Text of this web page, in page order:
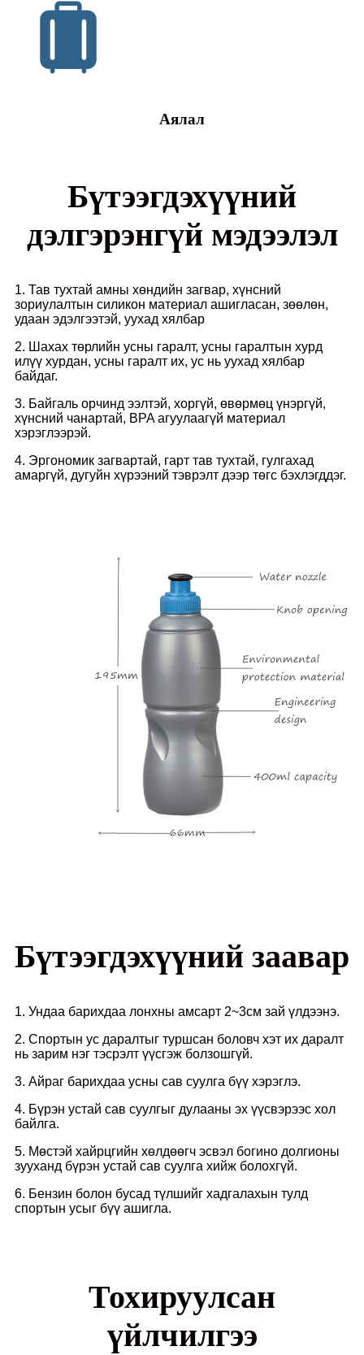
Аялал
Бүтээгдэхүүний
дэлгэрэнгүй мэдээлэл
1. Тав тухтай амны хөндийн загвар, хүнсний
зориулалтын силикон материал ашигласан, зөөлөн,
удаан эдэлгээтэй, уухад хялбар
2. Шахах төрлийн усны гаралт, усны гаралтын хурд
илүү хурдан, усны гаралт их, ус нь уухад хялбар
байдаг.
3. Байгаль орчинд ээлтэй, хоргүй, өвөрмөц үнэргүй,
хүнсний чанартай, BPA агуулаагүй материал
хэрэглээрэй.
4. Эргономик загвартай, гарт тав тухтай, гулгахад
амаргүй, дугуйн хүрээний тэврэлт дээр төгс бэхлэгддэг.
Бүтээгдэхүүний заавар
1. Ундаа барихдаа лонхны амсарт 2~3см зай үлдээнэ.
2. Спортын ус даралтыг туршсан боловч хэт их даралт
нь зарим нэг тэсрэлт үүсгэж болзошгүй.
3. Айраг барихдаа усны сав суулга бүү хэрэглэ.
4. Бүрэн устай сав суулгыг дулааны эх үүсвэрээс хол
байлга.
5. Мөстэй хайрцгийн хөлдөөгч эсвэл богино долгионы
зууханд бүрэн устай сав суулга хийж болохгүй.
6. Бензин болон бусад түлшийг хадгалахын тулд
спортын усыг бүү ашигла.
Тохируулсан
үйлчилгээ